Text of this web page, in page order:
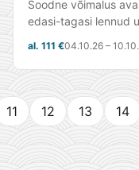
Soodne võimalus
edasi-tagasi lennud
al. 111 €04.10.26 –
11 12 13 14